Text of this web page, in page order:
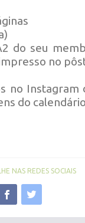
do seu
no
no Instagram
do
NAS REDES SOCIAIS